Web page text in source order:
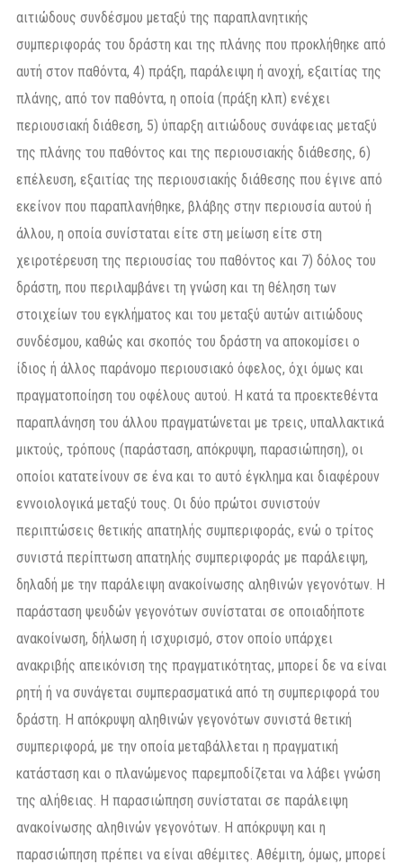
αιτιώδους συνδέσμου μεταξύ της παραπλανητικής
συμπεριφοράς του δράστη και της πλάνης που προκλήθηκε από
αυτή στον παθόντα, 4) πράξη, παράλειψη ή ανοχή, εξαιτίας της
πλάνης, από τον παθόντα, η οποία (πράξη κλπ) ενέχει
περιουσιακή διάθεση, 5) ύπαρξη αιτιώδους συνάφειας μεταξύ
της πλάνης του παθόντος και της περιουσιακής διάθεσης, 6)
επέλευση, εξαιτίας της περιουσιακής διάθεσης που έγινε από
εκείνον που παραπλανήθηκε, βλάβης στην περιουσία αυτού ή
άλλου, η οποία συνίσταται είτε στη μείωση είτε στη
χειροτέρευση της περιουσίας του παθόντος και 7) δόλος του
δράστη, που περιλαμβάνει τη γνώση και τη θέληση των
στοιχείων του εγκλήματος και του μεταξύ αυτών αιτιώδους
συνδέσμου, καθώς και σκοπός του δράστη να αποκομίσει ο
ίδιος ή άλλος παράνομο περιουσιακό όφελος, όχι όμως και
πραγματοποίηση του οφέλους αυτού. Η κατά τα προεκτεθέντα
παραπλάνηση του άλλου πραγματώνεται με τρεις, υπαλλακτικά
μικτούς, τρόπους (παράσταση, απόκρυψη, παρασιώπηση), οι
οποίοι κατατείνουν σε ένα και το αυτό έγκλημα και διαφέρουν
εννοιολογικά μεταξύ τους. Οι δύο πρώτοι συνιστούν
περιπτώσεις θετικής απατηλής συμπεριφοράς, ενώ ο τρίτος
συνιστά περίπτωση απατηλής συμπεριφοράς με παράλειψη,
δηλαδή με την παράλειψη ανακοίνωσης αληθινών γεγονότων. Η
παράσταση ψευδών γεγονότων συνίσταται σε οποιαδήποτε
ανακοίνωση, δήλωση ή ισχυρισμό, στον οποίο υπάρχει
ανακριβής απεικόνιση της πραγματικότητας, μπορεί δε να είναι
ρητή ή να συνάγεται συμπερασματικά από τη συμπεριφορά του
δράστη. Η απόκρυψη αληθινών γεγονότων συνιστά θετική
συμπεριφορά, με την οποία μεταβάλλεται η πραγματική
κατάσταση και ο πλανώμενος παρεμποδίζεται να λάβει γνώση
της αλήθειας. Η παρασιώπηση συνίσταται σε παράλειψη
ανακοίνωσης αληθινών γεγονότων. Η απόκρυψη και η
παρασιώπηση πρέπει να είναι αθέμιτες. Αθέμιτη, όμως, μπορεί